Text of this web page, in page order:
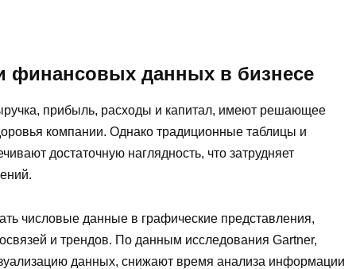
финансовых данных в бизнесе
прибыль, расходы и капитал, имеют решающее
компании. Однако традиционные таблицы и
достаточную наглядность, что затрудняет
числовые данные в графические представления,
и трендов. По данным исследования Gartner,
данных, снижают время анализа информации